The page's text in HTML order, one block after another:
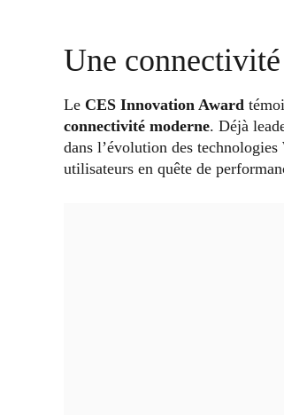
Une
Le CES Innovation Award
connectivité moderne. Déjà
dans l’évolution des
utilisateurs en quête de